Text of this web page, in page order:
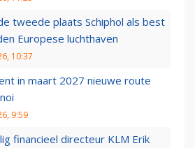
tweede plaats Schiphol als best
Europese luchthaven
10:37
in maart 2027 nieuwe route
9:59
financieel directeur KLM Erik